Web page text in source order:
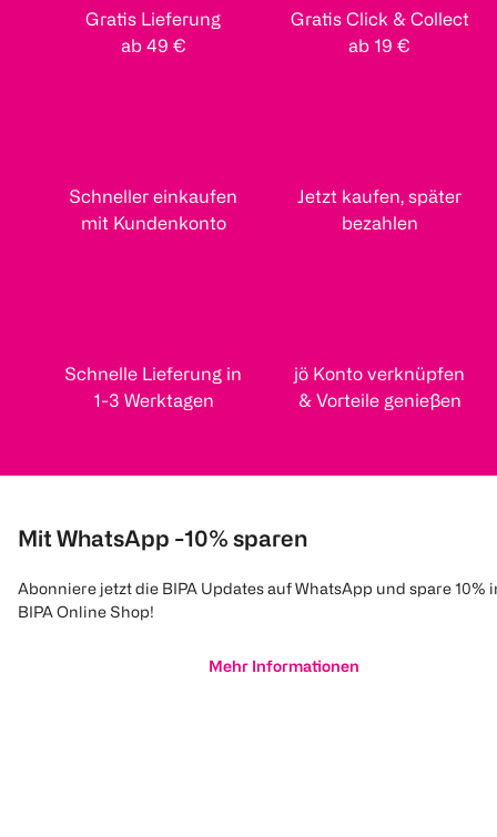
Gratis Lieferung
ab 49 €
Gratis Click & Collect
ab 19 €
Schneller einkaufen
mit Kundenkonto
Jetzt kaufen, später
bezahlen
Schnelle Lieferung in
1-3 Werktagen
jö Konto verknüpfen
& Vorteile genießen
Mit WhatsApp -10% sparen
Abonniere jetzt die BIPA Updates auf WhatsApp und spare 10%
BIPA Online Shop!
Mehr Informationen